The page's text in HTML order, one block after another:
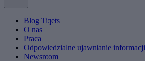
Blog Tiqets
O nas
Praca
Odpowiedzialne ujawnianie informacji
Newsroom